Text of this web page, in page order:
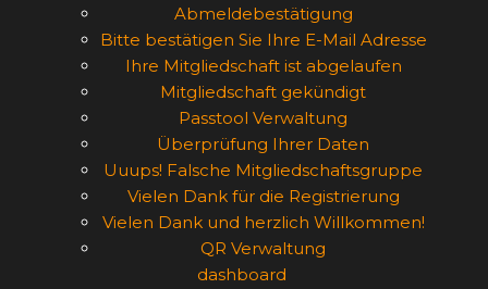
Abmeldebestätigung
Bitte bestätigen Sie Ihre E-Mail Adresse
Ihre Mitgliedschaft ist abgelaufen
Mitgliedschaft gekündigt
Passtool Verwaltung
Überprüfung Ihrer Daten
Uuups! Falsche Mitgliedschaftsgruppe
Vielen Dank für die Registrierung
Vielen Dank und herzlich Willkommen!
QR Verwaltung
dashboard